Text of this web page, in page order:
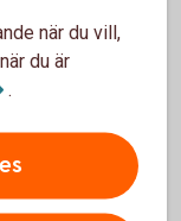
in och
har blivit
när du vill,
du är
.